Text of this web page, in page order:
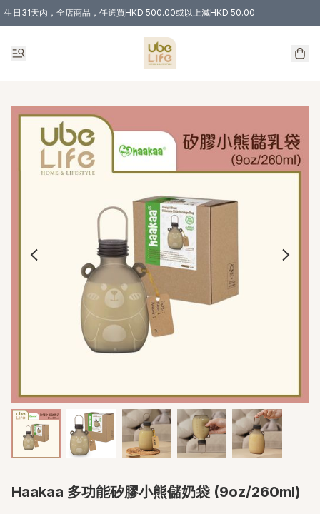
生日31天內，全店商品，任選買HKD 500.00或以上減HKD 50.00
購物滿 HKD 300.00即享免運費優惠！（適用於 特定的送貨方式 )
Haakaa 多功能矽膠小熊儲奶袋 (9oz/260ml)